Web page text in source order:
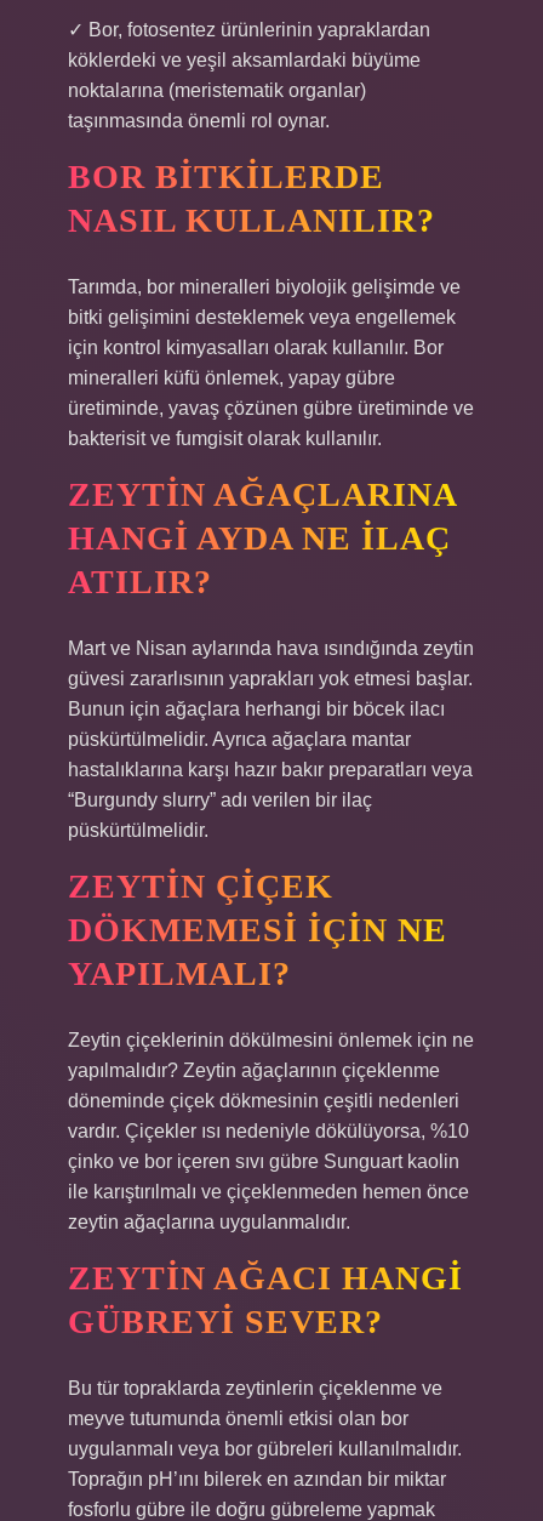
✓ Bor, fotosentez ürünlerinin yapraklardan
köklerdeki ve yeşil aksamlardaki büyüme
noktalarına (meristematik organlar)
taşınmasında önemli rol oynar.
BOR BITKILERDE
NASIL KULLANILIR?
Tarımda, bor mineralleri biyolojik gelişimde ve
bitki gelişimini desteklemek veya engellemek
için kontrol kimyasalları olarak kullanılır. Bor
mineralleri küfü önlemek, yapay gübre
üretiminde, yavaş çözünen gübre üretiminde ve
bakterisit ve fumgisit olarak kullanılır.
ZEYTIN AĞAÇLARINA
HANGI AYDA NE ILAÇ
ATILIR?
Mart ve Nisan aylarında hava ısındığında zeytin
güvesi zararlısının yaprakları yok etmesi başlar.
Bunun için ağaçlara herhangi bir böcek ilacı
püskürtülmelidir. Ayrıca ağaçlara mantar
hastalıklarına karşı hazır bakır preparatları veya
“Burgundy slurry” adı verilen bir ilaç
püskürtülmelidir.
ZEYTIN ÇIÇEK
DÖKMEMESI IÇIN NE
YAPILMALI?
Zeytin çiçeklerinin dökülmesini önlemek için ne
yapılmalıdır? Zeytin ağaçlarının çiçeklenme
döneminde çiçek dökmesinin çeşitli nedenleri
vardır. Çiçekler ısı nedeniyle dökülüyorsa, %10
çinko ve bor içeren sıvı gübre Sunguart kaolin
ile karıştırılmalı ve çiçeklenmeden hemen önce
zeytin ağaçlarına uygulanmalıdır.
ZEYTIN AĞACI HANGI
GÜBREYI SEVER?
Bu tür topraklarda zeytinlerin çiçeklenme ve
meyve tutumunda önemli etkisi olan bor
uygulanmalı veya bor gübreleri kullanılmalıdır.
Toprağın pH’ını bilerek en azından bir miktar
fosforlu gübre ile doğru gübreleme yapmak